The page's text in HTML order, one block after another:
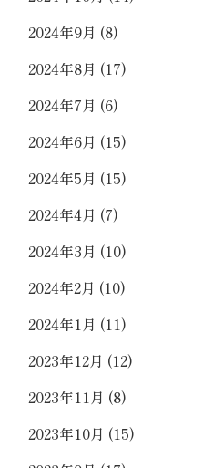
2024年9月 (8)
2024年8月 (17)
2024年7月 (6)
2024年6月 (15)
2024年5月 (15)
2024年4月 (7)
2024年3月 (10)
2024年2月 (10)
2024年1月 (11)
2023年12月 (12)
2023年11月 (8)
2023年10月 (15)